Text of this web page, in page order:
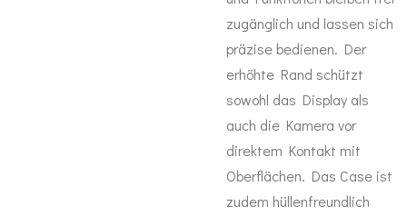
zugänglich und lassen sich
präzise bedienen. Der
erhöhte Rand schützt
sowohl das Display als
auch die Kamera vor
direktem Kontakt mit
Oberflächen. Das Case ist
zudem hüllenfreundlich